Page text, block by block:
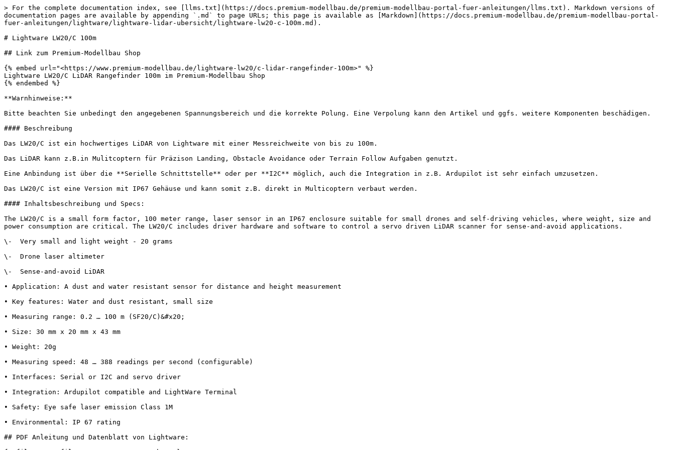
> For the complete documentation index, see [llms.txt](https://docs.premium-modellbau.de/premium-modellbau-portal-fuer-anleitungen/llms.txt). Markdown versions of
documentation pages are available by appending `.md` to page URLs; this page is available as [Markdown](https://docs.premium-modellbau.de/premium-modellbau-portal-
fuer-anleitungen/lightware/lightware-lidar-ubersicht/lightware-lw20-c-100m.md).
# Lightware LW20/C 100m
## Link zum Premium-Modellbau Shop
{% embed url="<https://www.premium-modellbau.de/lightware-lw20/c-lidar-rangefinder-100m>" %}
Lightware LW20/C LiDAR Rangefinder 100m im Premium-Modellbau Shop
{% endembed %}
**Warnhinweise:**
Bitte beachten Sie unbedingt den angegebenen Spannungsbereich und die korrekte Polung. Eine Verpolung kann den Artikel und ggfs. weitere Komponenten beschädigen.
#### Beschreibung
Das LW20/C ist ein hochwertiges LiDAR von Lightware mit einer Messreichweite von bis zu 100m.
Das LiDAR kann z.B.in Mulitcoptern für Präzison Landing, Obstacle Avoidance oder Terrain Follow Aufgaben genutzt.
Eine Anbindung ist über die **Serielle Schnittstelle** oder per **I2C** möglich, auch die Integration in z.B. Ardupilot ist sehr einfach umzusetzen.
Das LW20/C ist eine Version mit IP67 Gehäuse und kann somit z.B. direkt in Multicoptern verbaut werden.
#### Inhaltsbeschreibung und Specs:
The LW20/C is a small form factor, 100 meter range, laser sensor in an IP67 enclosure suitable for small drones and self-driving vehicles, where weight, size and
power consumption are critical. The LW20/C includes driver hardware and software to control a servo driven LiDAR scanner for sense-and-avoid applications.
\-  Very small and light weight - 20 grams
\-  Drone laser altimeter
\-  Sense-and-avoid LiDAR
• Application: A dust and water resistant sensor for distance and height measurement
• Key features: Water and dust resistant, small size
• Measuring range: 0.2 … 100 m (SF20/C)&#x20;
• Size: 30 mm x 20 mm x 43 mm
• Weight: 20g
• Measuring speed: 48 … 388 readings per second (configurable)
• Interfaces: Serial or I2C and servo driver
• Integration: Ardupilot compatible and LightWare Terminal
• Safety: Eye safe laser emission Class 1M
• Environmental: IP 67 rating
## PDF Anleitung und Datenblatt von Lightware: